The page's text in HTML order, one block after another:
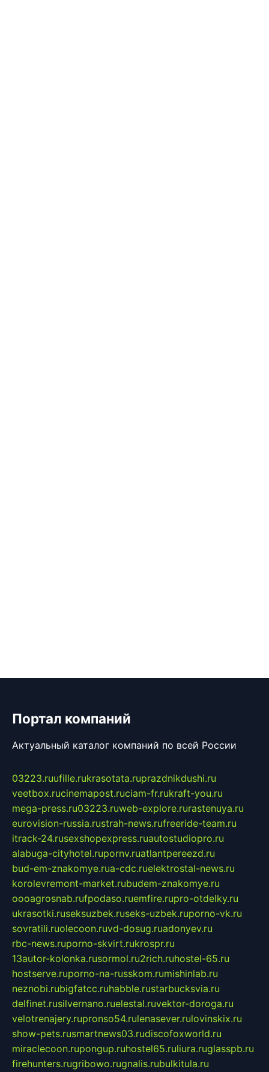
Портал компаний
Актуальный каталог компаний по всей России
03223.ruufille.rukrasotata.ruprazdnikdushi.ru
veetbox.rucinemapost.ruciam-fr.rukraft-you.ru
mega-press.ru03223.ruweb-explore.rurastenuya.ru
eurovision-russia.rustrah-news.rufreeride-team.ru
itrack-24.rusexshopexpress.ruautostudiopro.ru
alabuga-cityhotel.rupornv.ruatlantpereezd.ru
bud-em-znakomye.rua-cdc.ruelektrostal-news.ru
korolevremont-market.rubudem-znakomye.ru
oooagrosnab.rufpodaso.ruemfire.rupro-otdelky.ru
ukrasotki.ruseksuzbek.ruseks-uzbek.ruporno-vk.ru
sovratili.ruolecoon.ruvd-dosug.ruadonyev.ru
rbc-news.ruporno-skvirt.rukrospr.ru
13autor-kolonka.rusormol.ru2rich.ruhostel-65.ru
hostserve.ruporno-na-russkom.rumishinlab.ru
neznobi.rubigfatcc.ruhabble.rustarbucksvia.ru
delfinet.rusilvernano.ruelestal.ruvektor-doroga.ru
velotrenajery.rupronso54.rulenasever.rulovinskix.ru
show-pets.rusmartnews03.rudiscofoxworld.ru
miraclecoon.rupongup.ruhostel65.ruliura.ruglasspb.ru
firehunters.rugribowo.rugnalis.rubulkitula.ru